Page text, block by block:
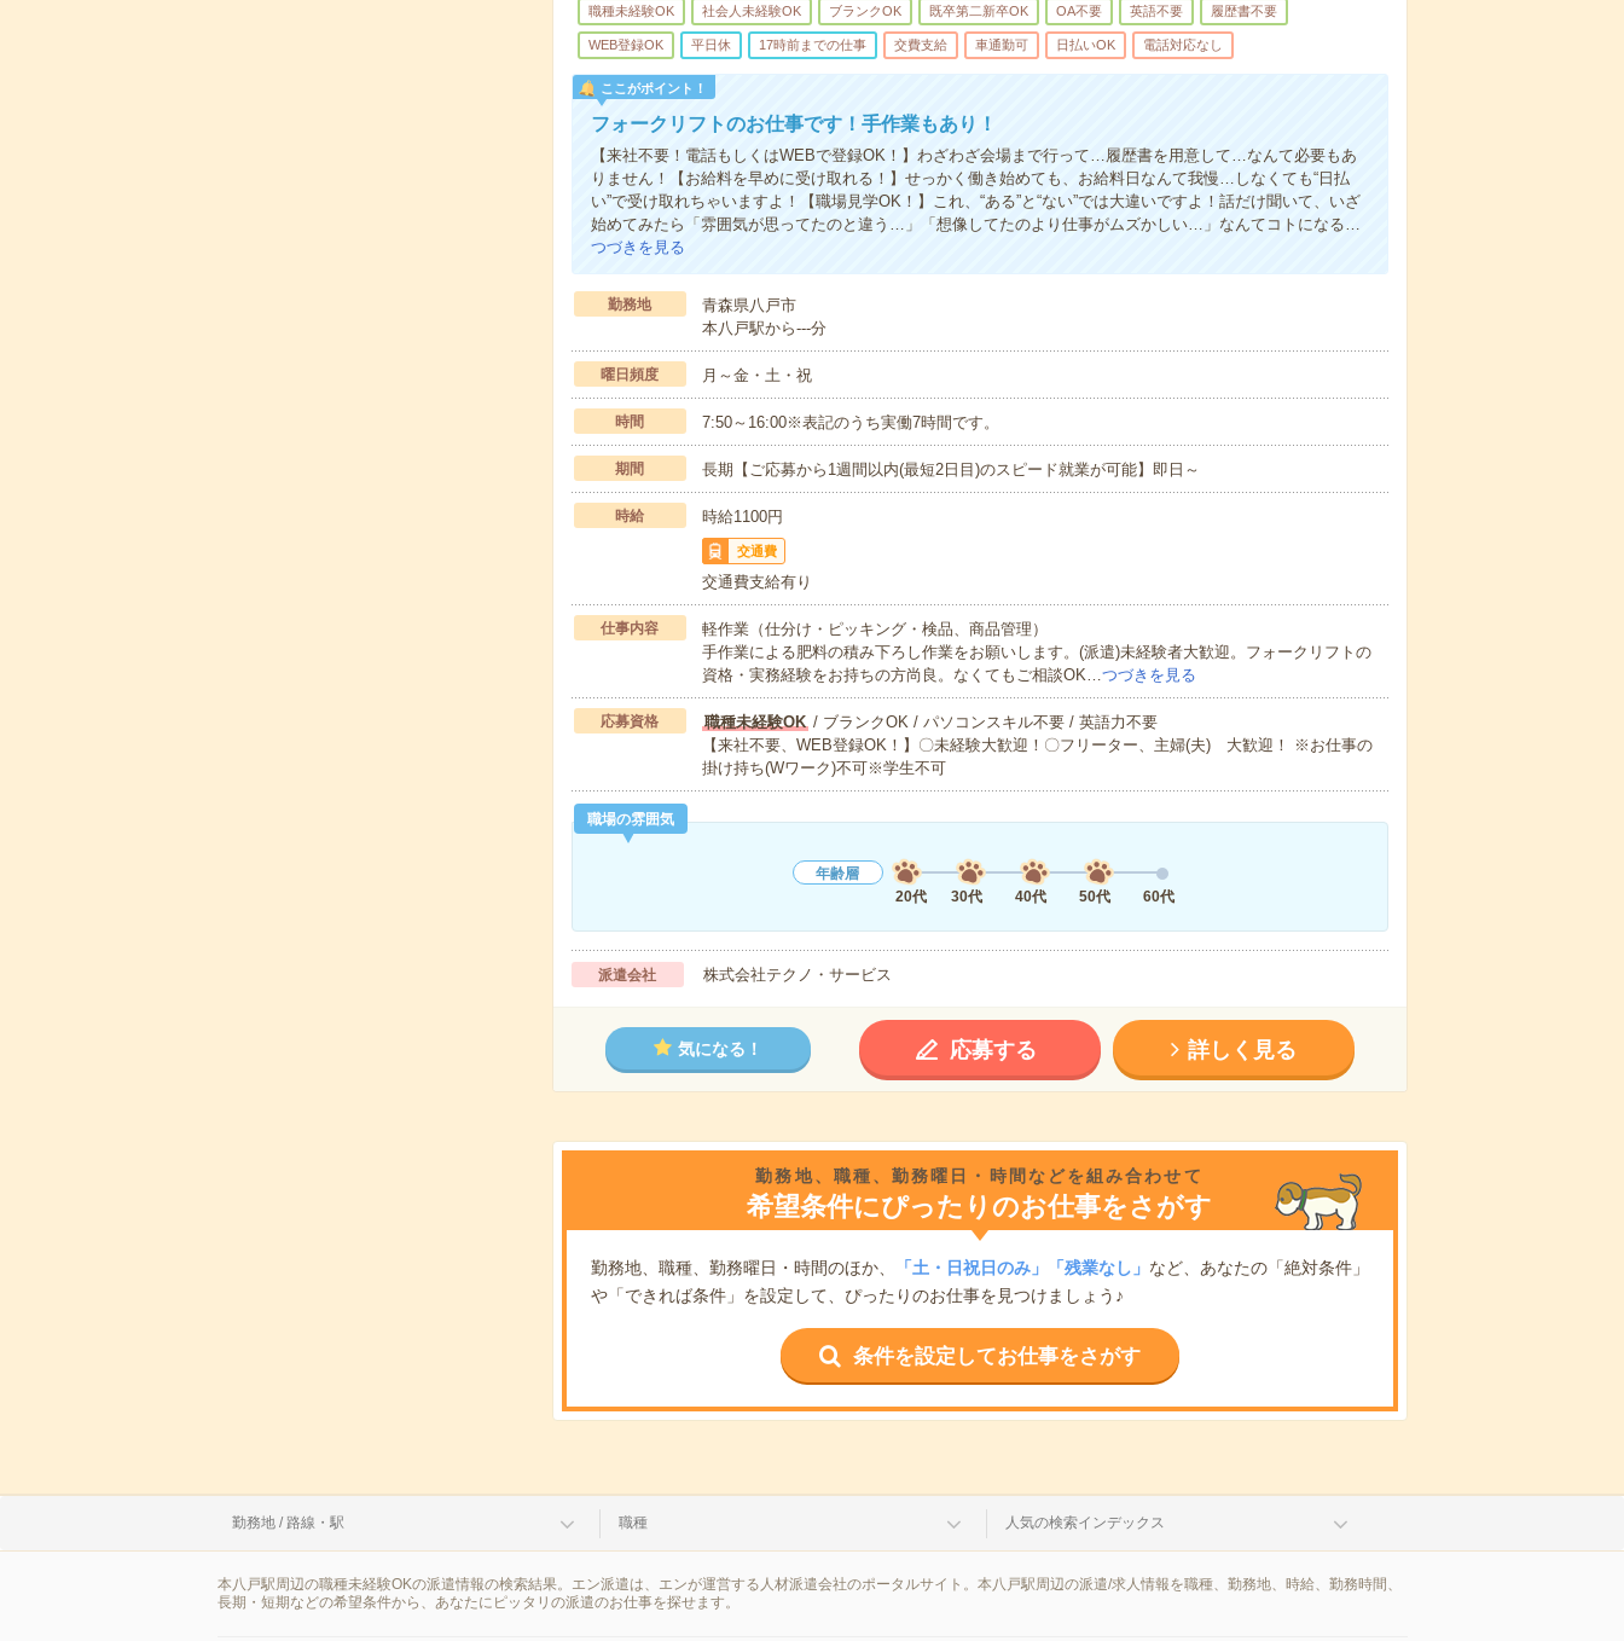
職種未経験OK 社会人未経験OK ブランクOK 既卒第二新卒OK OA不要 英語不要 履歴書不要
WEB登録OK 平日休 17時前までの仕事 交費支給 車通勤可 日払いOK 電話対応なし
ここがポイント！
フォークリフトのお仕事です！手作業もあり！
【来社不要！電話もしくはWEBで登録OK！】わざわざ会場まで行って…履歴書を用意して…なんて必要もあ
りません！【お給料を早めに受け取れる！】せっかく働き始めても、お給料日なんて我慢…しなくても“日払
い”で受け取れちゃいますよ！【職場見学OK！】これ、“ある”と“ない”では大違いですよ！話だけ聞いて、いざ
始めてみたら「雰囲気が思ってたのと違う…」「想像してたのより仕事がムズかしい…」なんてコトになる…
つづきを見る
勤務地
青森県八戸市
本八戸駅から---分
曜日頻度 月～金・土・祝
時間 7:50～16:00※表記のうち実働7時間です。
期間 長期【ご応募から1週間以内(最短2日目)のスピード就業が可能】即日～
時給 時給1100円
交通費
交通費支給有り
仕事内容
軽作業（仕分け・ピッキング・検品、商品管理）
手作業による肥料の積み下ろし作業をお願いします。(派遣)未経験者大歓迎。フォークリフトの
資格・実務経験をお持ちの方尚良。なくてもご相談OK… つづきを見る
応募資格 職種未経験OK / ブランクOK / パソコンスキル不要 / 英語力不要
【来社不要、WEB登録OK！】〇未経験大歓迎！〇フリーター、主婦(夫) 大歓迎！ ※お仕事の
掛け持ち(Wワーク)不可※学生不可
職場の雰囲気
年齢層
20代
30代 40代 50代 60代
派遣会社 株式会社テクノ・サービス
気になる！ 応募する 詳しく見る
勤務地、職種、勤務曜日・時間などを組み合わせて
希望条件にぴったりのお仕事をさがす
勤務地、職種、勤務曜日・時間のほか、 「土・日祝日のみ」「残業なし」 など、あなたの「絶対条件」
や「できれば条件」を設定して、ぴったりのお仕事を見つけましょう♪
条件を設定してお仕事をさがす
勤務地 / 路線・駅 職種 人気の検索インデックス
本八戸駅周辺の職種未経験OKの派遣情報の検索結果。エン派遣は、エンが運営する人材派遣会社のポータルサイト。本八戸駅周辺の派遣/求人情報を職種、勤務地、時給、勤務時間、
長期・短期などの希望条件から、あなたにピッタリの派遣のお仕事を探せます。